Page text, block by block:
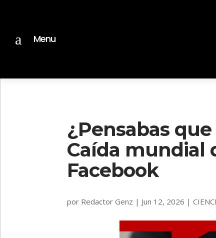
a Menu
¿Pensabas
Caída mundial
Facebook
por Redactor Genz | Jun 12, 2026 |